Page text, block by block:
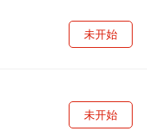
未开始
未开始